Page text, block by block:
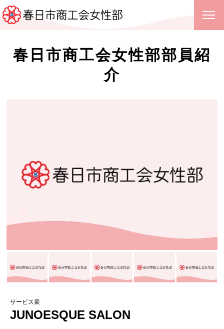
春日市商工会女性部部員紹
介
サービス業
JUNOESQUE SALON